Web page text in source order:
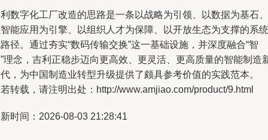
数字化工厂改造的思路是一条以战略为引领、以数据为基石、
能应用为引擎、以组织人才为保障、以开放生态为支撑的系统
径。通过夯实“数码传输交换”这一基础设施，并深度融合“智
理念，吉利正稳步迈向更高效、更灵活、更高质量的智能制造
，为中国制造业转型升级提供了颇具参考价值的实践范本。
转载，请注明出处：http://www.amjiao.com/product/9.html
时间：2026-08-03 21:28:41